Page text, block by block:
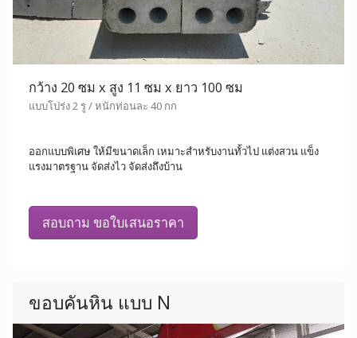
กว้าง 20 ซม x สูง 11 ซม x ยาว 100 ซม
แบบโปร่ง 2 รู / หนักท่อนละ 40 กก
ออกแบบพิเศษ ให้มีขนาดเล็ก เหมาะสำหรับงานทั้วไป แต่งสวน แข็ง
แรงมาตรฐาน จัดส่งไว จัดส่งถึงบ้าน
สอบถาม ขอใบเสนอราคา
ขอบคันหิน แบบ N